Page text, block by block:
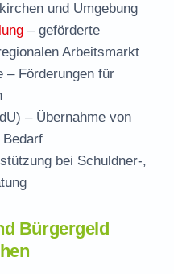
und Umgebung
– geförderte
Arbeitsmarkt
– Förderungen für
– Übernahme von
bei Schuldner-,
Bürgergeld